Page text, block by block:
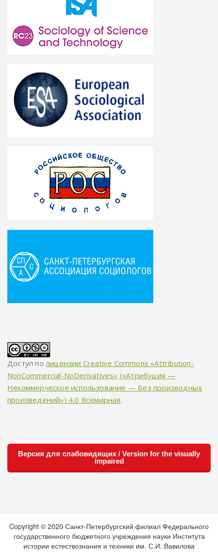
Доступ по лицензии Creative Commons «Attribution-
NonCommercial-NoDerivatives» («Атрибуция —
Некоммерческое использование — Без производных
произведений») 4.0 Всемирная.
Версия для слабовидящих / Version for the visually
impaired
Copyright © 2020 Санкт-Петербургский филиал Федерального
государственного бюджетного учреждения науки Института
истории естествознания и техники им. С.И. Вавилова